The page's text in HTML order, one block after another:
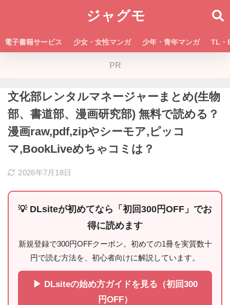
ジャグモ
電子書籍サービス 少女・女性マンガ 少年・青年マンガ TL・
PR
文化部レンタルマネージャーまとめ(生物
部、書道部、漫画研究部) 無料で読める？
漫画raw,pdf,zipやシーモア,ピッコ
マ,BookLiveめちゃコミは？
2026年7月18日
💡 DLsiteが初めてなら「初回300円OFF」でお
得に読めます
新規登録で300円OFFクーポン。初めての1冊を実質数十
円で読む方法を、初心者向けに解説しています。
▶ DLsiteの始め方ガイドを見る（初回300
円OFF）